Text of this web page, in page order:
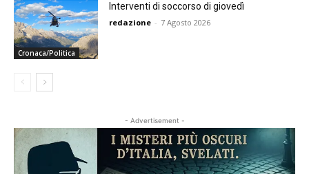
Cronaca/Politica
Interventi di soccorso di giovedì
redazione - 7 Agosto 2026
- Advertisement -